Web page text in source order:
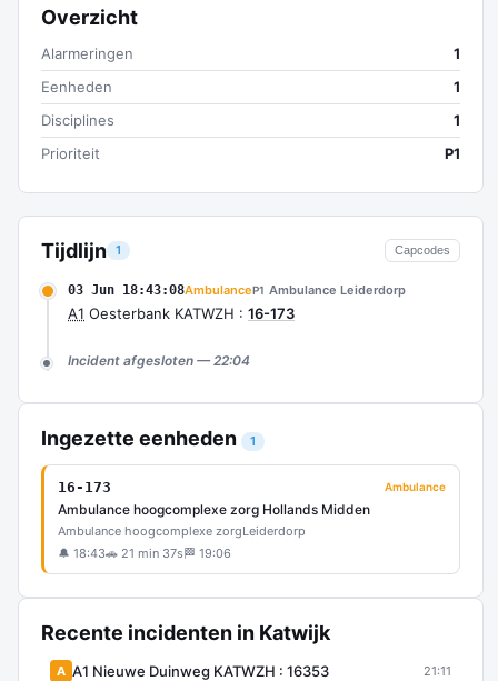
Tijdlijn 1 Capcodes
03 Jun 18:43:08AmbulanceP1 Ambulance Leiderdorp
A1 Oesterbank KATWZH : 16-173
Incident afgesloten — 22:04
Ingezette eenheden 1
16-173 Ambulance
Ambulance hoogcomplexe zorg Hollands Midden
Ambulance hoogcomplexe zorgLeiderdorp
🔔 18:43🚗 21 min 37s 🏁 19:06
Recente incidenten in Katwijk
A A1 Nieuwe Duinweg KATWZH : 16353 21:11
Overzicht
Alarmeringen
1
Eenheden
1
Disciplines
1
Prioriteit
P1